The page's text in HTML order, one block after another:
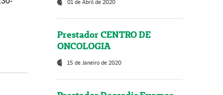
01 de Abril de 2020
Prestador CENTRO DE
ONCOLOGIA
15 de Janeiro de 2020